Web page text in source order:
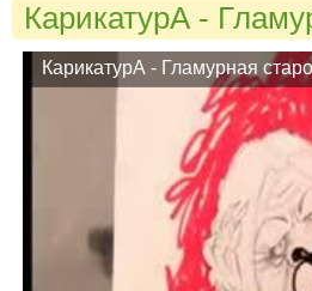
КарикатурА -
КарикатурА - Гламурная